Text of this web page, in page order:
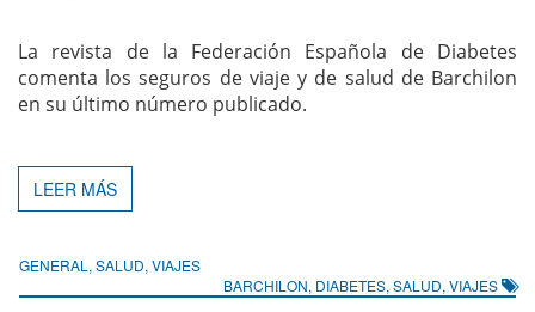
La revista de la Federación Española de Diabetes
comenta los seguros de viaje y de salud de Barchilon
en su último número publicado.
LEER MÁS
GENERAL , SALUD, VIAJES
BARCHILON, DIABETES, SALUD, VIAJES